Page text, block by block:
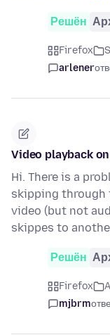
Решён
Firefox
arlener
Video playback
Hi. There is a
skipping through
video (but not
skippes to
Решён
Firefox
mjbrm